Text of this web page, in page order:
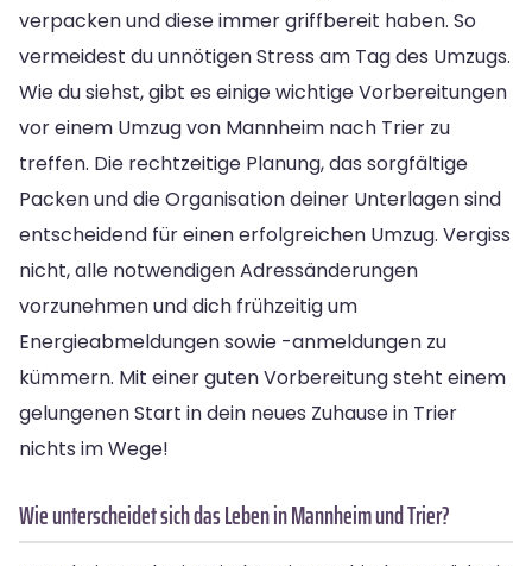
verpacken und diese immer griffbereit haben. So
vermeidest du unnötigen Stress am Tag des Umzugs.
Wie du siehst, gibt es einige wichtige Vorbereitungen
vor einem Umzug von Mannheim nach Trier zu
treffen. Die rechtzeitige Planung, das sorgfältige
Packen und die Organisation deiner Unterlagen sind
entscheidend für einen erfolgreichen Umzug. Vergiss
nicht, alle notwendigen Adressänderungen
vorzunehmen und dich frühzeitig um
Energieabmeldungen sowie -anmeldungen zu
kümmern. Mit einer guten Vorbereitung steht einem
gelungenen Start in dein neues Zuhause in Trier
nichts im Wege!
Wie unterscheidet sich das Leben in Mannheim und Trier?